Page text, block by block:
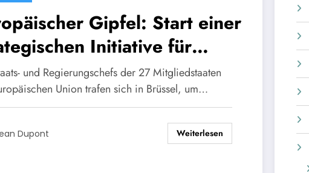
Gipfel: Start einer
Initiative für
Verteidigung
und Regierungschefs der 27 Mitgliedstaaten
Union trafen sich in Brüssel, um…
Dupont Weiterlesen